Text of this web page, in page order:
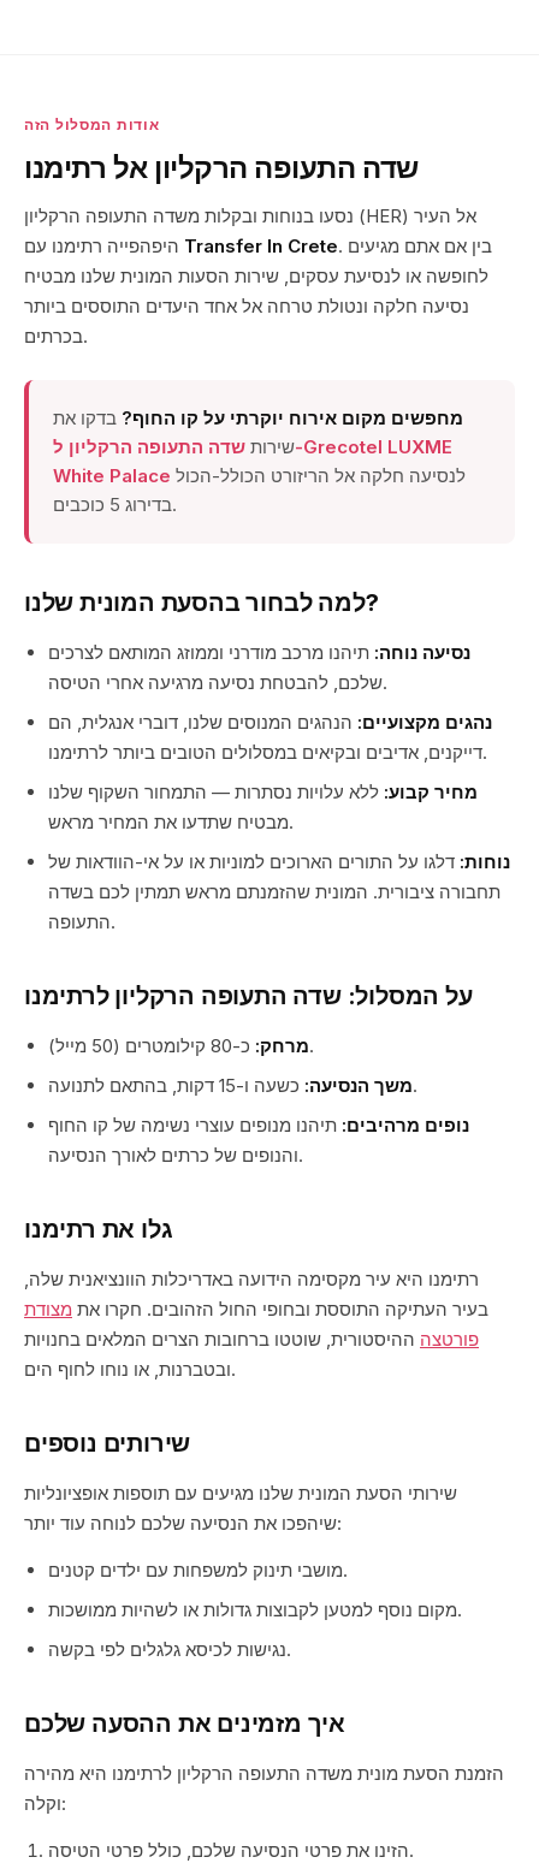
אודות המסלול הזה
שדה התעופה הרקליון אל רתימנו
נסעו בנוחות ובקלות משדה התעופה הרקליון (HER) אל העיר
Transfer In Crete. בין אם אתם מגיעים
לחופשה או לנסיעת עסקים, שירות הסעות המונית שלנו מבטיח
נסיעה חלקה ונטולת טרחה אל אחד היעדים התוססים ביותר
בכרתים.
מחפשים מקום אירוח יוקרתי על קו החוף? בדקו את
שירות שדה התעופה הרקליון ל-Grecotel LUXME
White Palace
בדירוג 5 כוכבים.
למה לבחור בהסעת המונית שלנו?
נסיעה נוחה: תיהנו מרכב מודרני וממוזג המותאם לצרכים
שלכם, להבטחת נסיעה מרגיעה אחרי הטיסה.
נהגים מקצועיים: הנהגים המנוסים שלנו, דוברי אנגלית, הם
דייקנים, אדיבים ובקיאים במסלולים הטובים ביותר לרתימנו.
מחיר קבוע: ללא עלויות נסתרות — התמחור השקוף שלנו
מבטיח שתדעו את המחיר מראש.
נוחות: דלגו על התורים הארוכים למוניות או על אי-הוודאות של
תחבורה ציבורית. המונית שהזמנתם מראש תמתין לכם בשדה
התעופה.
על המסלול: שדה התעופה הרקליון לרתימנו
מרחק:כ-80 קילומטרים (50 מייל).
משך הנסיעה:כשעה ו-15 דקות, בהתאם לתנועה.
נופים מרהיבים: תיהנו מנופים עוצרי נשימה של קו החוף
והנופים של כרתים לאורך הנסיעה.
גלו את רתימנו
רתימנו היא עיר מקסימה הידועה באדריכלות הוונציאנית שלה,
בעיר העתיקה התוססת ובחופי החול הזהובים. חקרו את מצודת
פורטצה ההיסטורית, שוטטו ברחובות הצרים המלאים בחנויות
ובטברנות, או נוחו לחוף הים.
שירותים נוספים
שירותי הסעת המונית שלנו מגיעים עם תוספות אופציונליות
שיהפכו את הנסיעה שלכם לנוחה עוד יותר:
מושבי תינוק למשפחות עם ילדים קטנים.
מקום נוסף למטען לקבוצות גדולות או לשהיות ממושכות.
נגישות לכיסא גלגלים לפי בקשה.
איך מזמינים את ההסעה שלכם
הזמנת הסעת מונית משדה התעופה הרקליון לרתימנו היא מהירה
וקלה:
הזינו את פרטי הנסיעה שלכם, כולל פרטי הטיסה.